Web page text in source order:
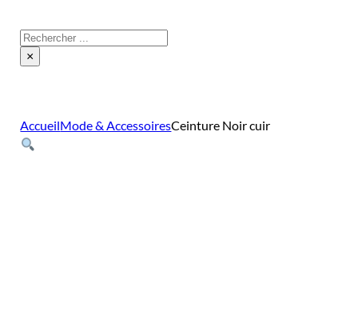
Rechercher
×
AccueilMode & AccessoiresCeinture Noir cuir